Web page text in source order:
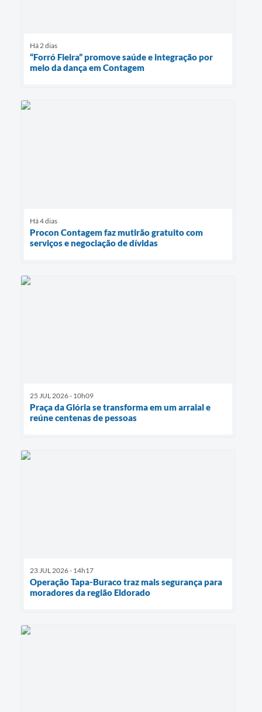
Há 2 dias
“Forró Fieira” promove saúde e integração por
meio da dança em Contagem
Há 4 dias
Procon Contagem faz mutirão gratuito com
serviços e negociação de dívidas
25 JUL 2026 - 10h09
Praça da Glória se transforma em um arraial e
reúne centenas de pessoas
23 JUL 2026 - 14h17
Operação Tapa-Buraco traz mais segurança para
moradores da região Eldorado